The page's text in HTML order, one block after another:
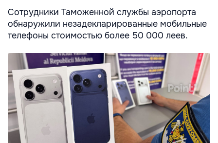
Сотрудники Таможенной службы аэропорта
обнаружили незадекларированные мобильные
телефоны стоимостью более 50 000 леев.